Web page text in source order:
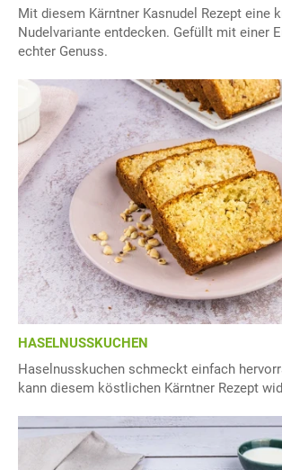
Mit diesem Kärntner Kasnudel Rezept eine
Nudelvariante entdecken. Gefüllt mit einer
echter Genuss.
HASELNUSSKUCHEN
Haselnusskuchen schmeckt einfach
kann diesem köstlichen Kärntner Rezept